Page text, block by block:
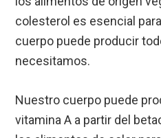
colesterol es esencial
cuerpo puede producir
necesitamos.
Nuestro cuerpo puede
vitamina A a partir del